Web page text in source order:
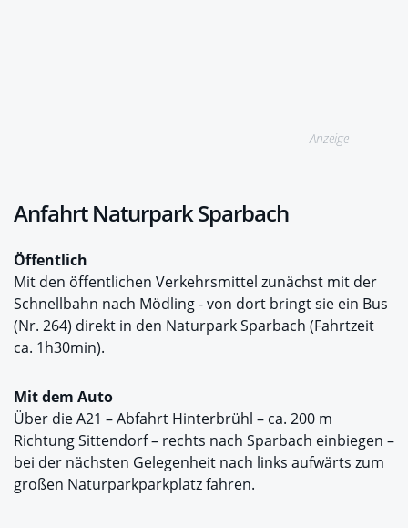
Anzeige
Anfahrt Naturpark Sparbach
Öffentlich
Mit den öffentlichen Verkehrsmittel zunächst mit der
Schnellbahn nach Mödling - von dort bringt sie ein Bus
(Nr. 264) direkt in den Naturpark Sparbach (Fahrtzeit
ca. 1h30min).
Mit dem Auto
Über die A21 – Abfahrt Hinterbrühl – ca. 200 m
Richtung Sittendorf – rechts nach Sparbach einbiegen –
bei der nächsten Gelegenheit nach links aufwärts zum
großen Naturparkparkplatz fahren.